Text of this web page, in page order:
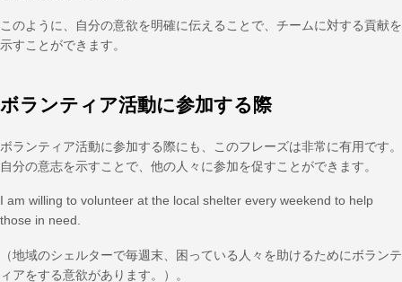
このように、自分の意欲を明確に伝えることで、チームに対する貢献を
示すことができます。
ボランティア活動に参加する際
ボランティア活動に参加する際にも、このフレーズは非常に有用です。
自分の意志を示すことで、他の人々に参加を促すことができます。
I am willing to volunteer at the local shelter every weekend to help
those in need.
（地域のシェルターで毎週末、困っている人々を助けるためにボランテ
ィアをする意欲があります。）。